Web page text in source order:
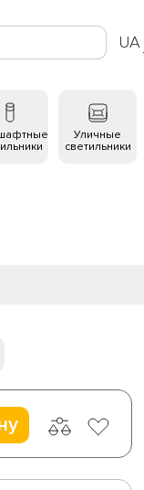
UA
Уличные
светильники